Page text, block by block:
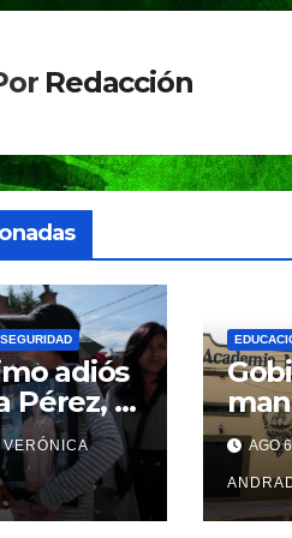
Redacción
SEGURIDAD
adiós
Pérez, la
años
durante
VERÓNICA AGO